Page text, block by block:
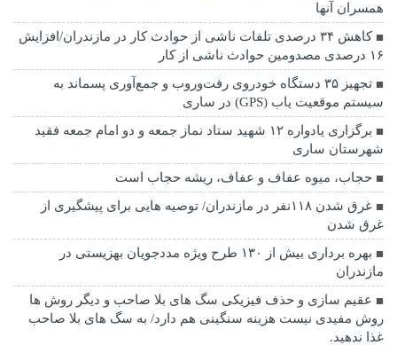
همسران آنها
کاهش ۳۴ درصدی تلفات ناشی از حوادث كار در مازندران/افزایش
۱۶ درصدی مصدومین حوادث ناشی از کار
تجهیز ۳۵ دستگاه خودروی رفت‌وروب و جمع‌آوری پسماند به
سیستم موقعیت یاب (GPS) در ساری
برگزاری یادواره ۱۲ شهید ستاد نماز جمعه و دو امام جمعه فقید
شهرستان ساری
حجاب، میوه عفاف و عفاف، ریشه حجاب است
غرق شدن ۱۱۸نفر در مازندران/ توصيه هايی برای پيشگيری از
غرق شدن
بهره برداری بیش از ۱۳۰ طرح ویژه مددجویان بهزیستی در
مازندران
عقیم سازی و حذف فیزیکی سگ های بلا صاحب و دیگر روش ها
روش مفیدی نیست هزینه سنگینی هم دارد/ به سگ های بلا صاحب
غذا ندهید.